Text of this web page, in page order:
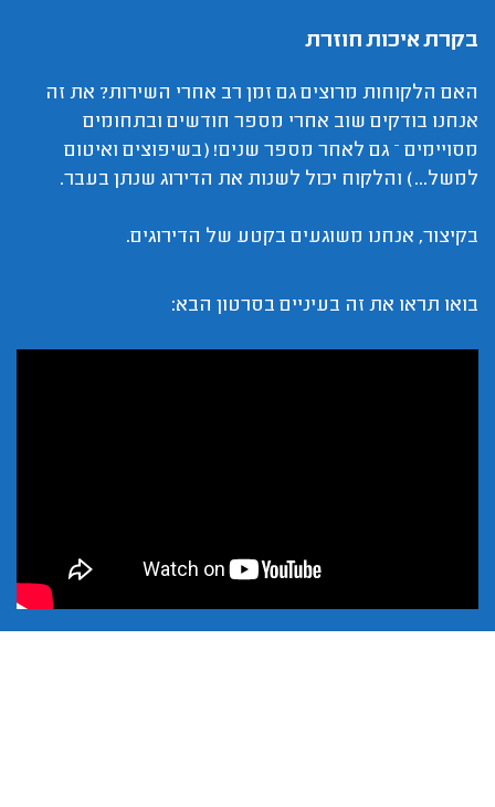
בקרת איכות חוזרת
האם הלקוחות מרוצים גם זמן רב אחרי השירות? את זה
אנחנו בודקים שוב אחרי מספר חודשים ובתחומים
מסויימים – גם לאחר מספר שנים! (בשיפוצים ואיטום
למשל...) והלקוח יכול לשנות את הדירוג שנתן בעבר.
בקיצור, אנחנו משוגעים בקטע של הדירוגים.
בואו תראו את זה בעיניים בסרטון הבא: